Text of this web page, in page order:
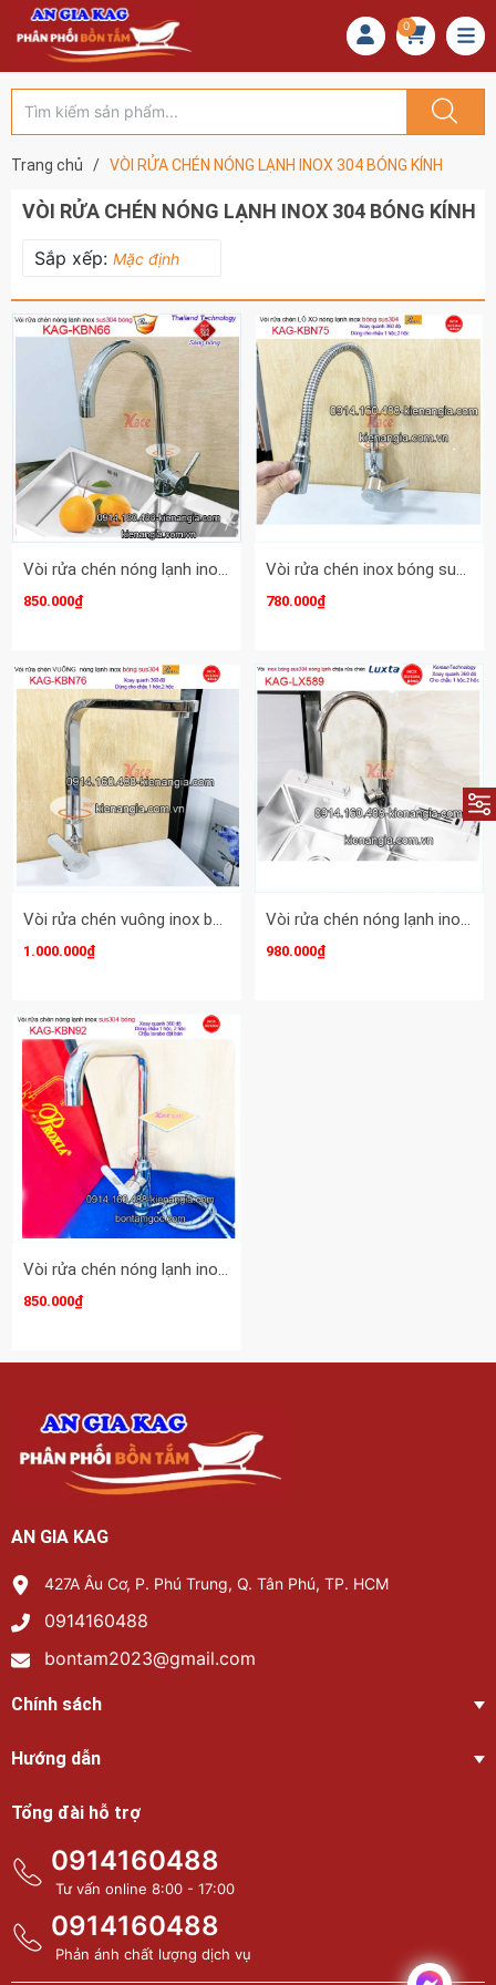
0
Trang chủ / VÒI RỬA CHÉN NÓNG LẠNH INOX 304 BÓNG KÍNH
VÒI RỬA CHÉN NÓNG LẠNH INOX 304 BÓNG KÍNH
Sắp xếp: Mặc định
Vòi rửa chén nóng lạnh inox sus304 bóng Proxia KAG-KBN66
850.000₫
Vòi rửa chén inox bóng sus304 Proxia lò xo nóng lạnh KAG-KBN75
780.000₫
Vòi rửa chén vuông inox bóng sus304 Proxia KAG-KBN76
1.000.000₫
Vòi rửa chén nóng lạnh inox bóng 304 Luxta KAG-LX589
980.000₫
Vòi rửa chén nóng lạnh inox sus304 bóng Proxia-Thailand KAG-KBN92
850.000₫
AN GIA KAG
427A Âu Cơ, P. Phú Trung, Q. Tân Phú, TP. HCM
0914160488
bontam2023@gmail.com
Chính sách
Hướng dẫn
Tổng đài hỗ trợ
0914160488
Tư vấn online 8:00 - 17:00
0914160488
Phản ánh chất lượng dịch vụ